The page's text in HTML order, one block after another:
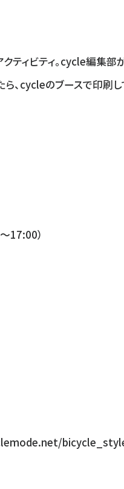
ィビティ。cycle編集部
ら、cycleのブースで印刷
17:00）